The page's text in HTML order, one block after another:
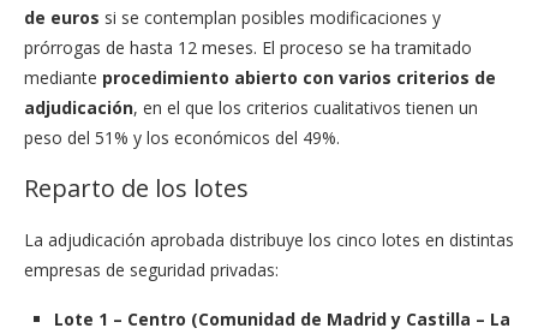
de euros si se contemplan posibles modificaciones y
prórrogas de hasta 12 meses. El proceso se ha tramitado
mediante procedimiento abierto con varios criterios de
adjudicación, en el que los criterios cualitativos tienen un
peso del 51% y los económicos del 49%.
Reparto de los lotes
La adjudicación aprobada distribuye los cinco lotes en distintas
empresas de seguridad privadas:
Lote 1 – Centro (Comunidad de Madrid y Castilla – La